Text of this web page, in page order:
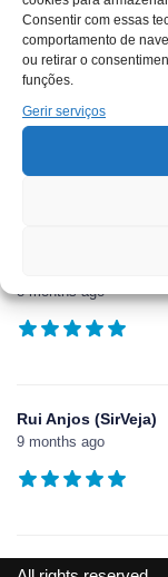
Consentir com essas
comportamento de
ou retirar o
funções.
Gerir serviços
André Faro Teles
8 months ago
Rui Anjos (SirVeja)
9 months ago